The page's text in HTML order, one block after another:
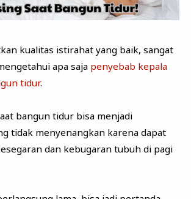
kualitas istirahat yang baik, sangat
apa saja penyebab kepala
tidur.
bangun tidur bisa menjadi
tidak menyenangkan karena dapat
dan kebugaran tubuh di pagi